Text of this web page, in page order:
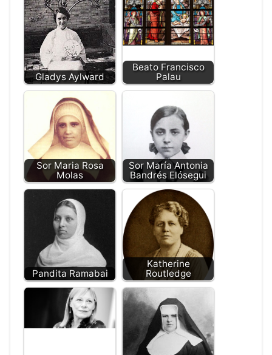
Gladys Aylward
Beato Francisco
Palau
Sor Maria Rosa
Molas
Sor María Antonia
Bandrés Elósegui
Pandita Ramabai
Katherine
Routledge